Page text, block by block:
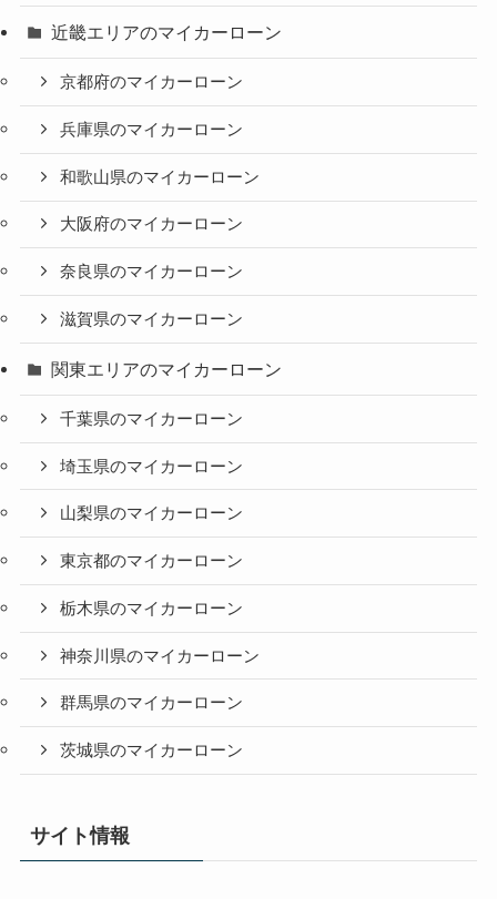
近畿エリアのマイカーローン
京都府のマイカーローン
兵庫県のマイカーローン
和歌山県のマイカーローン
大阪府のマイカーローン
奈良県のマイカーローン
滋賀県のマイカーローン
関東エリアのマイカーローン
千葉県のマイカーローン
埼玉県のマイカーローン
山梨県のマイカーローン
東京都のマイカーローン
栃木県のマイカーローン
神奈川県のマイカーローン
群馬県のマイカーローン
茨城県のマイカーローン
サイト情報